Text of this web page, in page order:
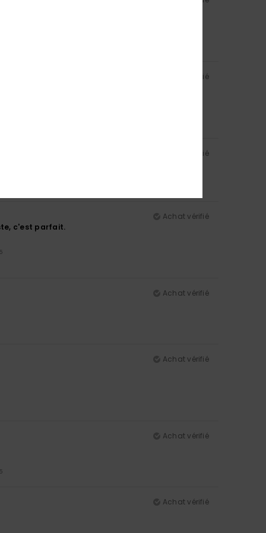
Achat vérifié
Achat vérifié
Achat vérifié
c'est parfait.
Achat vérifié
Achat vérifié
Achat vérifié
Achat vérifié